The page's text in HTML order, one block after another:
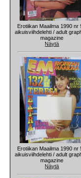
Erotiikan Maailma 1990 nr
aikuisviihdelehti / adult
magazine
Näytä
Erotiikan Maailma 1990 nr
aikuisviihdelehti / adult
magazine
Näytä